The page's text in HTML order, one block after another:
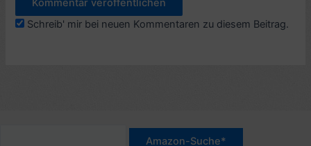
Schreib' mir bei neuen Kommentaren zu diesem Beitrag.